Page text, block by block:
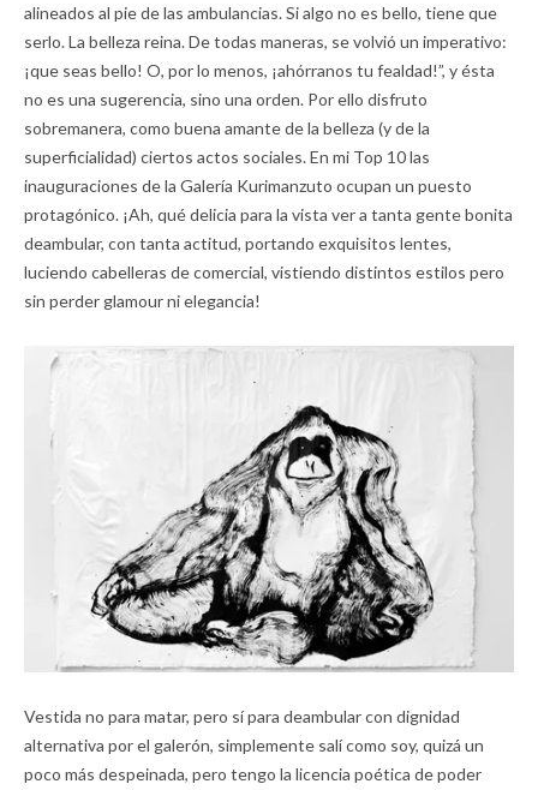
alineados al pie de las ambulancias. Si algo no es bello, tiene que
serlo. La belleza reina. De todas maneras, se volvió un imperativo:
¡que seas bello! O, por lo menos, ¡ahórranos tu fealdad!”, y ésta
no es una sugerencia, sino una orden. Por ello disfruto
sobremanera, como buena amante de la belleza (y de la
superficialidad) ciertos actos sociales. En mi Top 10 las
inauguraciones de la Galería Kurimanzuto ocupan un puesto
protagónico. ¡Ah, qué delicia para la vista ver a tanta gente bonita
deambular, con tanta actitud, portando exquisitos lentes,
luciendo cabelleras de comercial, vistiendo distintos estilos pero
sin perder glamour ni elegancia!
Vestida no para matar, pero sí para deambular con dignidad
alternativa por el galerón, simplemente salí como soy, quizá un
poco más despeinada, pero tengo la licencia poética de poder